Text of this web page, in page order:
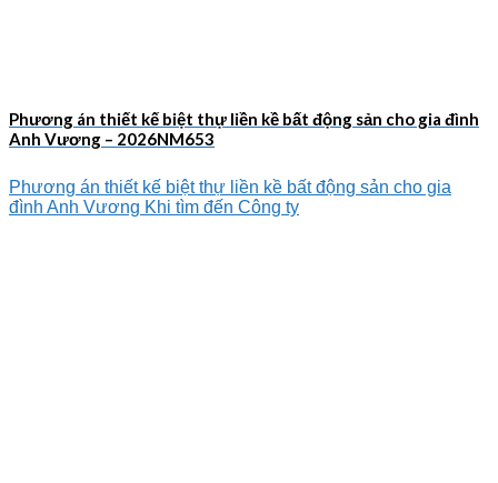
Phương án thiết kế biệt thự liền kề bất động sản cho gia đình
Anh Vương – 2026NM653
Phương án thiết kế biệt thự liền kề bất động sản cho gia
đình Anh Vương Khi tìm đến Công ty